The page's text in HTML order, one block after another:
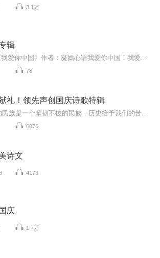
3.1万
辑
78
礼！领先声创国庆诗歌特辑
6076
诗文
4173
庆
1.7万